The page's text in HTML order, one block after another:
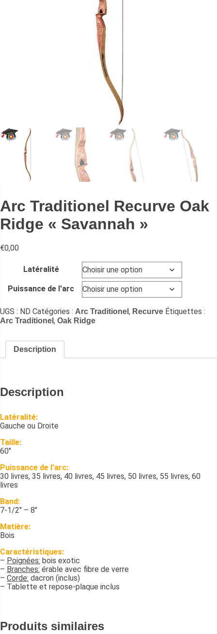
Arc Traditionel Recurve Oak
Ridge « Savannah »
€0,00
Latéralité
Puissance de l'arc
UGS : ND Catégories : Arc Traditionel , Recurve Étiquettes :
Arc Traditionel , Oak Ridge
Description
Description
Latéralité:
Gauche ou Droite
Taille:
60″
Puissance de l’arc:
30 livres, 35 livres, 40 livres, 45 livres, 50 livres, 55 livres, 60
livres
Band:
7-1/2″ – 8″
Matière:
Bois
Caractéristiques:
– Poignées: bois exotic
– Branches: érable avec fibre de verre
– Corde: dacron (inclus)
– Tablette et repose-plaque inclus
Produits similaires